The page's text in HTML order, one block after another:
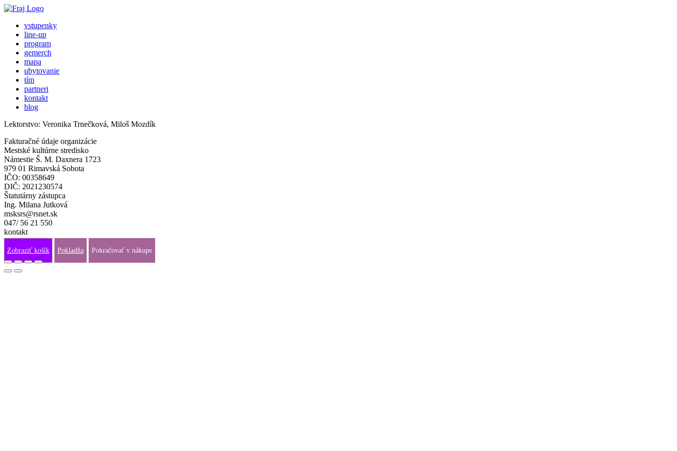
vstupenky
line-up
program
gemerch
mapa
ubytovanie
tím
partneri
kontakt
blog
Lektorstvo: Veronika Trnečková, Miloš Mozdík
Fakturačné údaje organizácie
Mestské kultúrne stredisko
Námestie Š. M. Daxnera 1723
979 01 Rimavská Sobota
IČO: 00358649
DIČ: 2021230574
Štatutárny zástupca
Ing. Milana Jutková
msksrs@rsnet.sk
047/ 56 21 550
kontakt
info@fraj.sk
Zobraziť košík Pokladňa Pokračovať v nákupe